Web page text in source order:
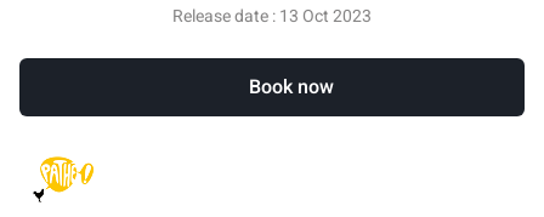
Release date : 13 Oct 2023
Book now